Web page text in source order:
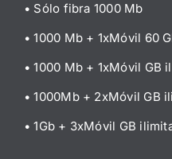
• Sólo fibra 1000 Mb
• 1000 Mb + 1xMóvil 60
• 1000 Mb + 1xMóvil GB
• 1000Mb + 2xMóvil GB
• 1Gb + 3xMóvil GB